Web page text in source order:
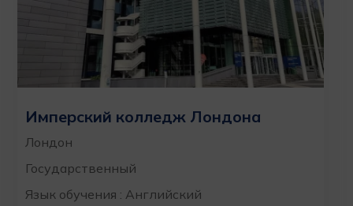
Имперский колледж Лондона
Лондон
Государственный
Язык обучения : Английский